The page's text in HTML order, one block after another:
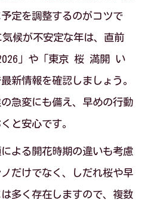
定を調整するのがコツで
候が不安定な年は、直前
」や「東京 桜 満開 い
新情報を確認しましょう。
急変にも備え、早めの行動
と安心です。
よる開花時期の違いも考慮
だけでなく、しだれ桜や早
多く存在しますので、複数